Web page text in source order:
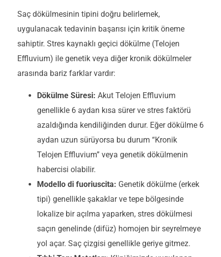
Saç dökülmesinin tipini doğru belirlemek,
uygulanacak tedavinin başarısı için kritik öneme
sahiptir. Stres kaynaklı geçici dökülme (Telojen
Effluvium) ile genetik veya diğer kronik dökülmeler
arasında bariz farklar vardır:
Dökülme Süresi: Akut Telojen Effluvium
genellikle 6 aydan kısa sürer ve stres faktörü
azaldığında kendiliğinden durur. Eğer dökülme 6
aydan uzun sürüyorsa bu durum “Kronik
Telojen Effluvium” veya genetik dökülmenin
habercisi olabilir.
Modello di fuoriuscita: Genetik dökülme (erkek
tipi) genellikle şakaklar ve tepe bölgesinde
lokalize bir açılma yaparken, stres dökülmesi
saçın genelinde (difüz) homojen bir seyrelmeye
yol açar. Saç çizgisi genellikle geriye gitmez.